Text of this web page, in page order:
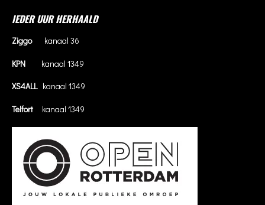
IEDER UUR HERHAALD
Ziggokanaal 36
KPN kanaal 1349
XS4ALLkanaal 1349
Telfort kanaal 1349